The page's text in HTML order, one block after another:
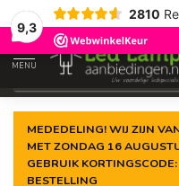
9,3
2810
Gegarandeerde de
MENU
MEDEDELING! WIJ ZIJN
MET ZONDAG 16
GEBRUIK
BESTELLING